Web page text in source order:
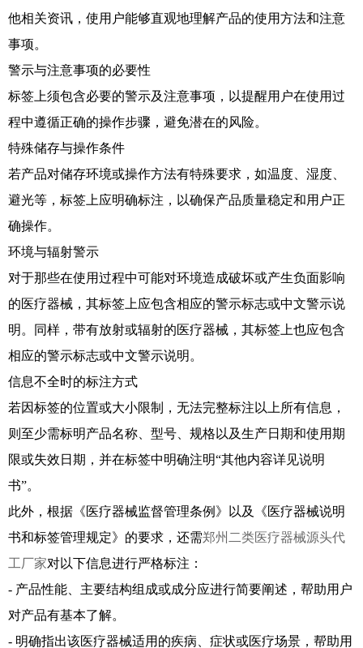
他相关资讯，使用户能够直观地理解产品的使用方法和注意
事项。
警示与注意事项的必要性
标签上须包含必要的警示及注意事项，以提醒用户在使用过
程中遵循正确的操作步骤，避免潜在的风险。
特殊储存与操作条件
若产品对储存环境或操作方法有特殊要求，如温度、湿度、
避光等，标签上应明确标注，以确保产品质量稳定和用户正
确操作。
环境与辐射警示
对于那些在使用过程中可能对环境造成破坏或产生负面影响
的医疗器械，其标签上应包含相应的警示标志或中文警示说
明。同样，带有放射或辐射的医疗器械，其标签上也应包含
相应的警示标志或中文警示说明。
信息不全时的标注方式
若因标签的位置或大小限制，无法完整标注以上所有信息，
则至少需标明产品名称、型号、规格以及生产日期和使用期
限或失效日期，并在标签中明确注明“其他内容详见说明
书”。
此外，根据《医疗器械监督管理条例》以及《医疗器械说明
书和标签管理规定》的要求，还需郑州二类医疗器械源头代
工厂家对以下信息进行严格标注：
- 产品性能、主要结构组成或成分应进行简要阐述，帮助用户
对产品有基本了解。
- 明确指出该医疗器械适用的疾病、症状或医疗场景，帮助用